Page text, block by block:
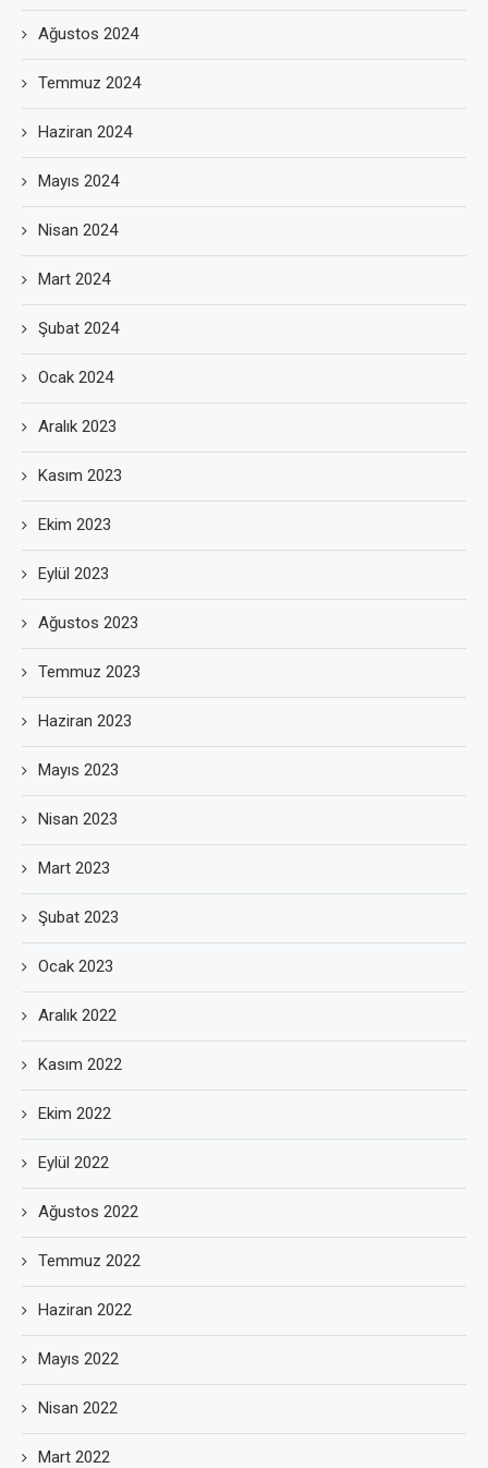
Ağustos 2024
Temmuz 2024
Haziran 2024
Mayıs 2024
Nisan 2024
Mart 2024
Şubat 2024
Ocak 2024
Aralık 2023
Kasım 2023
Ekim 2023
Eylül 2023
Ağustos 2023
Temmuz 2023
Haziran 2023
Mayıs 2023
Nisan 2023
Mart 2023
Şubat 2023
Ocak 2023
Aralık 2022
Kasım 2022
Ekim 2022
Eylül 2022
Ağustos 2022
Temmuz 2022
Haziran 2022
Mayıs 2022
Nisan 2022
Mart 2022